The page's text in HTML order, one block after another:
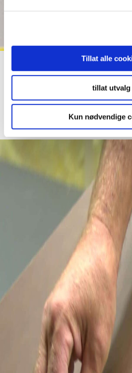
Tillat alle
tillat utvalg
Kun nødvendige
Tips & Trick:
Läs mer